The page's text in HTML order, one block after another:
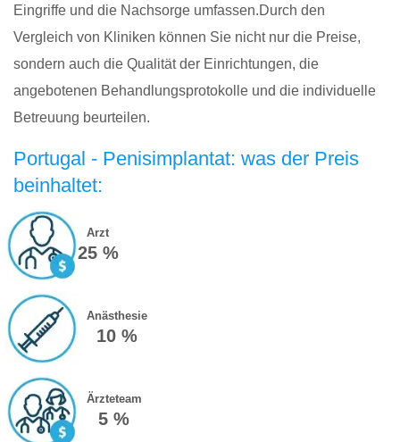
Eingriffe und die Nachsorge umfassen.Durch den
Vergleich von Kliniken können Sie nicht nur die Preise,
sondern auch die Qualität der Einrichtungen, die
angebotenen Behandlungsprotokolle und die individuelle
Betreuung beurteilen.
Portugal - Penisimplantat: was der Preis
beinhaltet:
Arzt
25 %
Anästhesie
10 %
Ärzteteam
5 %